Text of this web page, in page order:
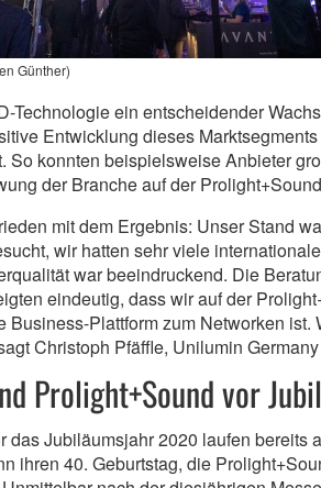
Günther)
Technologie ein entscheidender
Entwicklung dieses
So konnten beispielsweise Anbieter
der Branche auf der
mit dem Ergebnis: Unser Stand
wir hatten sehr viele
war beeindruckend. Die
eindeutig, dass wir auf der
Business-Plattform zum Networken ist.
Christoph Pfäffle, Unilumin
Prolight+Sound vor
das Jubiläumsjahr 2020 laufen bereits
ihren 40. Geburtstag, die